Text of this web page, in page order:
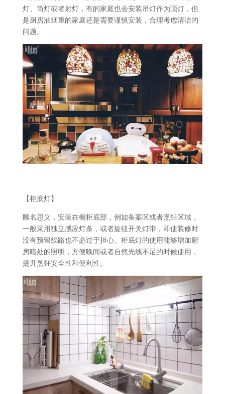
灯、筒灯或者射灯，有的家庭也会安装吊灯作为顶灯，但
是厨房油烟重的家庭还是需要谨慎安装，合理考虑清洁的
问题。
【柜底灯】
顾名思义，安装在橱柜底部，例如备案区或者烹饪区域，
一般采用独立感应灯条，或者旋钮开关灯带，即使装修时
没有预留线路也不必过于担心。柜底灯的使用能够增加厨
房暗处的照明，方便晚间或者自然光线不足的时候使用，
提升烹饪安全性和便利性。